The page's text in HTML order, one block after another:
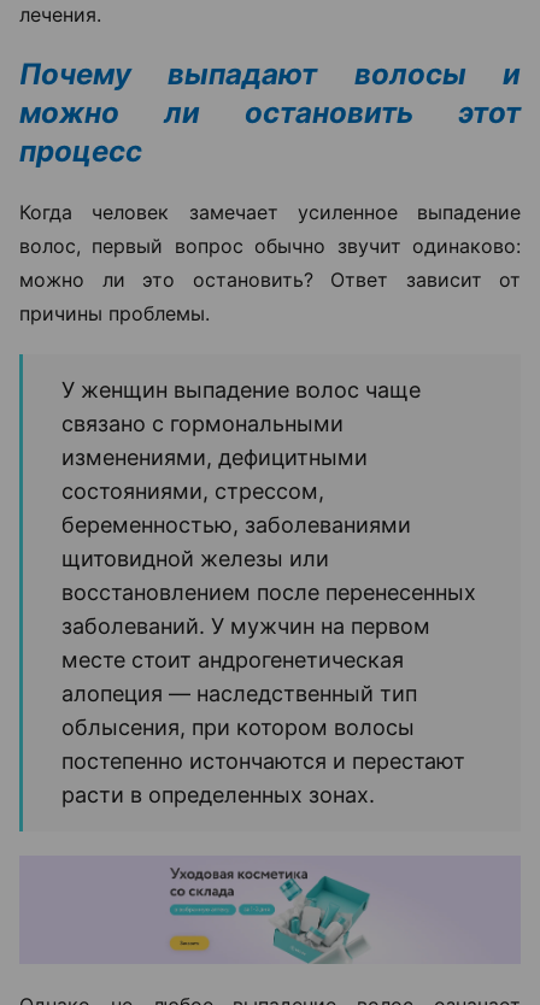
лечения.
Почему выпадают волосы и
можно ли остановить этот
процесс
Когда человек замечает усиленное выпадение
волос, первый вопрос обычно звучит одинаково:
можно ли это остановить? Ответ зависит от
причины проблемы.
У женщин выпадение волос чаще
связано с гормональными
изменениями, дефицитными
состояниями, стрессом,
беременностью, заболеваниями
щитовидной железы или
восстановлением после перенесенных
заболеваний. У мужчин на первом
месте стоит андрогенетическая
алопеция — наследственный тип
облысения, при котором волосы
постепенно истончаются и перестают
расти в определенных зонах.